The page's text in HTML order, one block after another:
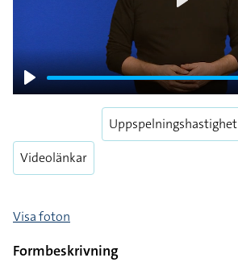
Play
Videolänkar
Uppspelningshastighet
Visa foton
Formbeskrivning